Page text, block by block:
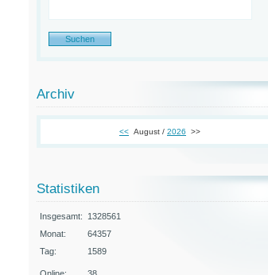
Archiv
<< August / 2026 >>
Statistiken
Insgesamt:
1328561
Monat:
64357
Tag:
1589